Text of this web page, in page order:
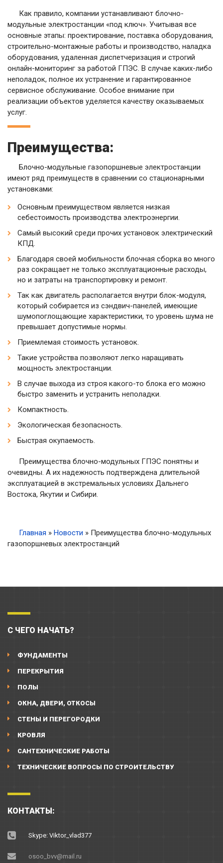
Как правило, компании устанавливают блочно-
модульные электростанции «под ключ». Учитывая все
основные этапы: проектирование, поставка оборудования,
строительно-монтажные работы и производство, наладка
оборудования, удаленная диспетчеризация и строгий
онлайн-мониторинг за работой ГПЭС. В случае каких-либо
неполадок, полное их устранение и гарантированное
сервисное обслуживание. Особое внимание при
реализации объектов уделяется качеству оказываемых
услуг.
Преимущества:
Блочно-модульные газопоршневые электростанции
имеют ряд преимуществ в сравнении со стационарными
установками:
Основным преимуществом является низкая
себестоимость производства электроэнергии.
Самый высокий среди прочих установок электрический
КПД.
Благодаря своей мобильности блочная сборка во много
раз сокращает не только эксплуатационные расходы,
но и затраты на транспортировку и ремонт.
Так как двигатель располагается внутри блок-модуля,
который собирается из сэндвич-панелей, имеющие
шумопоглощающие характеристики, то уровень шума не
превышает допустимые нормы.
Приемлемая стоимость установок.
Такие устройства позволяют легко наращивать
мощность электростанции.
В случае выхода из строя какого-то блока его можно
быстро заменить и устранить неполадки.
Компактность.
Экологическая безопасность.
Быстрая окупаемость.
Преимущества блочно-модульных ГПЭС понятны и
очевидны. А их надежность подтверждена длительной
эксплуатацией в экстремальных условиях Дальнего
Востока, Якутии и Сибири.
Главная » Новости » Преимущества блочно-модульных
газопоршневых электростанций
С ЧЕГО НАЧАТЬ?
ФУНДАМЕНТЫ
ПЕРЕКРЫТИЯ
ПОЛЫ
ОКНА, ДВЕРИ, ОТКОСЫ
СТЕНЫ И ПЕРЕГОРОДКИ
КРОВЛЯ
САНТЕХНИЧЕСКИЕ РАБОТЫ
ТЕХНИЧЕСКИЕ ВОПРОСЫ ПО СТРОИТЕЛЬСТВУ
КОНТАКТЫ:
Skype: Viktor_vlad377
osoo_bvv@mail.ru